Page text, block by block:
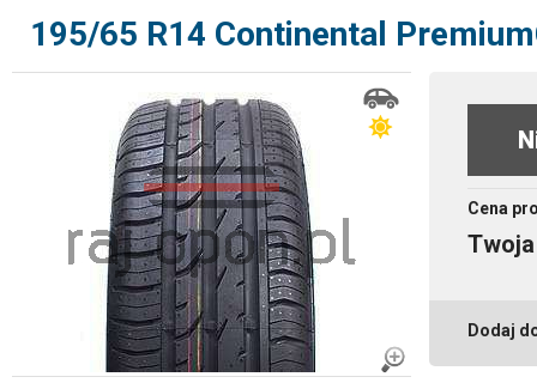
195/65 R14 Continental
Cena
Dodaj